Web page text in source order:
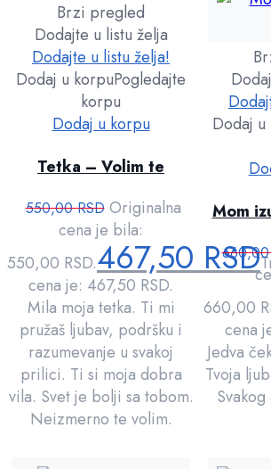
Brzi pregled
Dodajte u listu želja
Dodajte u listu želja!
Dodaj u korpuPogledajte
korpu
Dodaj u korpu
Tetka – Volim te
550,00RSD Originalna
cena je bila:
550,00 RSD.467,50RSD
cena je: 467,50 RSD.
Mila moja tetka. Ti mi
pružaš ljubav, podršku i
razumevanje u svakoj
prilici. Ti si moja dobra
vila. Svet je bolji sa tobom.
Neizmerno te volim.
Dodaj
Mom
660,00
cena
Jedva
Tvoja